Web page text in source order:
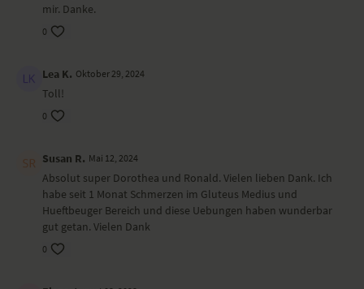
gedrehter tiefer Ausfallschritt – Parivrtta Anjaneyasana
Wechsel zwischen Delfin und herabschauender Hund
sitzende Vorbeuge – Paschimottansana
Shavasana
Du mobilisierst alle Gelenke und dehnst das Fasziengewebe. Das gibt
dir ein Gefühl von Weite und Frische.
Ort und Ausstattung
Dieses Video ist eine Aufzeichnung einer unserer Live-Klassen, daher
ist es möglich, dass die Video- oder Tonqualität nicht der gewohnten
mir. Danke.
0
Lea K. Oktober 29, 2024
Toll!
0
Susan R. Mai 12, 2024
Absolut super Dorothea und Ronald. Vielen lieben Dank. Ich
habe seit 1 Monat Schmerzen im Gluteus Medius und
Hueftbeuger Bereich und diese Uebungen haben wunderbar
gut getan. Vielen Dank
0